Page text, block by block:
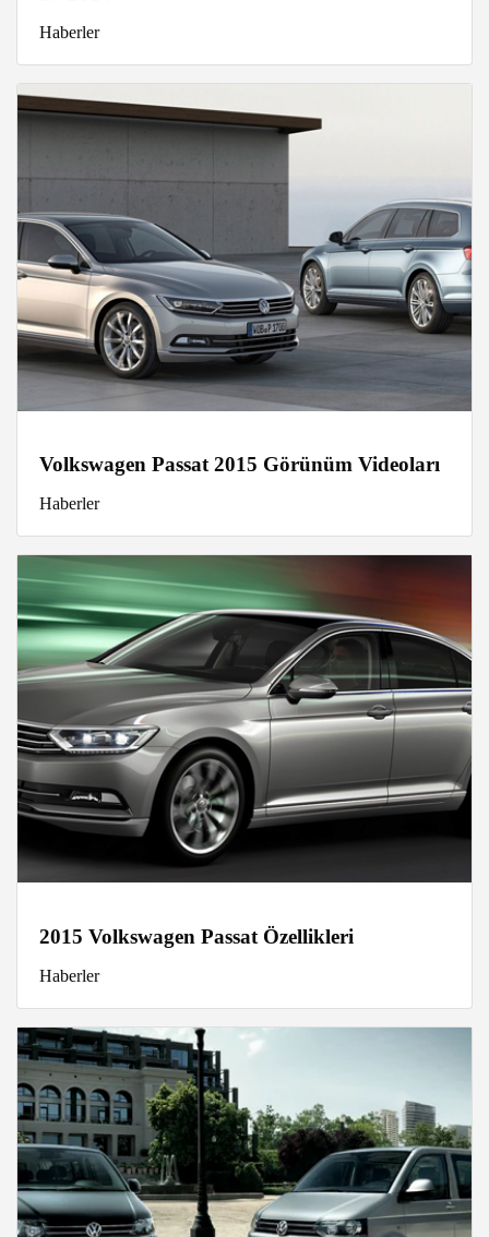
Haberler
Volkswagen Passat 2015 Görünüm Videoları
Haberler
2015 Volkswagen Passat Özellikleri
Haberler